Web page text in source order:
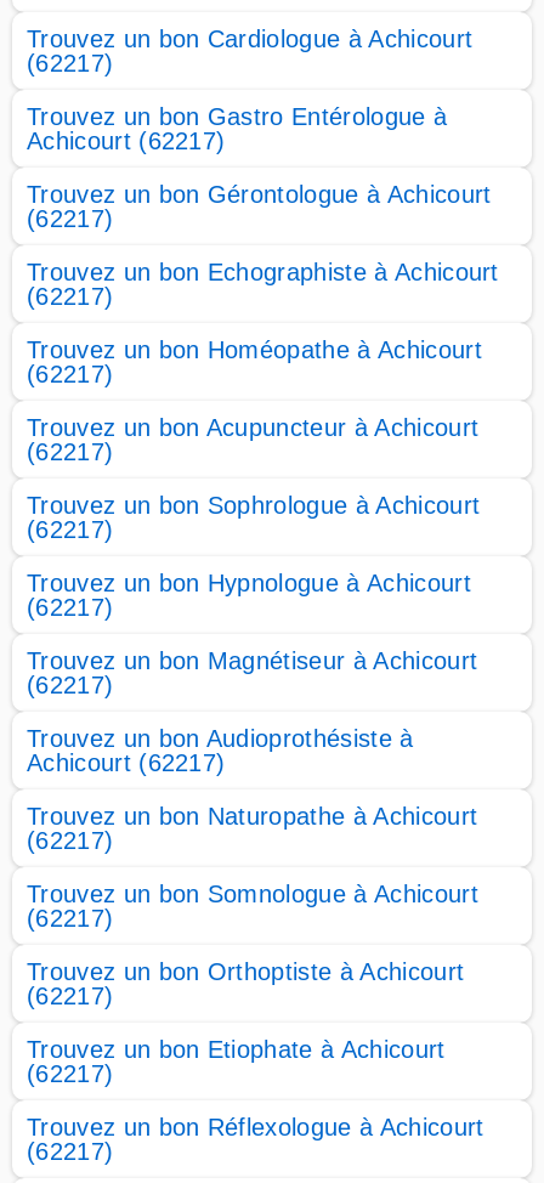
Trouvez un bon Cardiologue à Achicourt
(62217)
Trouvez un bon Gastro Entérologue à
Achicourt (62217)
Trouvez un bon Gérontologue à Achicourt
(62217)
Trouvez un bon Echographiste à Achicourt
(62217)
Trouvez un bon Homéopathe à Achicourt
(62217)
Trouvez un bon Acupuncteur à Achicourt
(62217)
Trouvez un bon Sophrologue à Achicourt
(62217)
Trouvez un bon Hypnologue à Achicourt
(62217)
Trouvez un bon Magnétiseur à Achicourt
(62217)
Trouvez un bon Audioprothésiste à
Achicourt (62217)
Trouvez un bon Naturopathe à Achicourt
(62217)
Trouvez un bon Somnologue à Achicourt
(62217)
Trouvez un bon Orthoptiste à Achicourt
(62217)
Trouvez un bon Etiophate à Achicourt
(62217)
Trouvez un bon Réflexologue à Achicourt
(62217)